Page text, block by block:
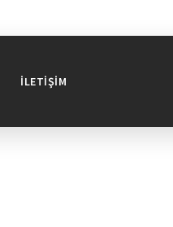
İLETIŞIM